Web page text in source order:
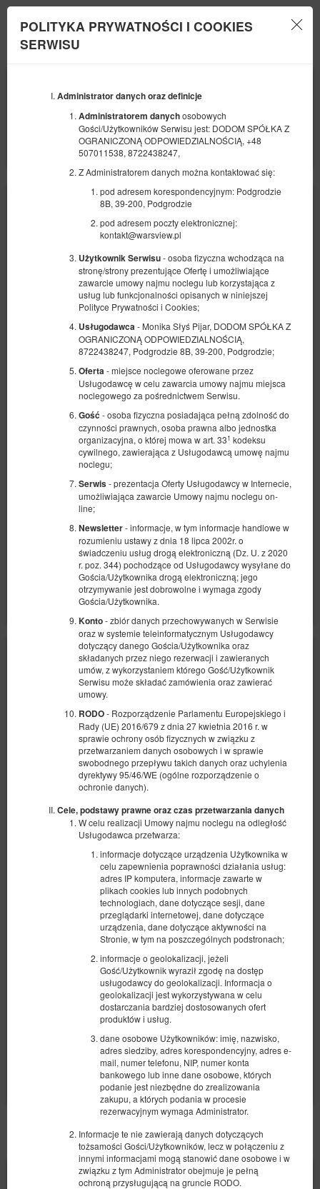
POLITYKA PRYWATNOŚCI I COOKIES
SERWISU
Administrator danych oraz definicje
Administratorem danychosobowych
Gości/Użytkowników Serwisu jest: DODOM SPÓŁKA Z
OGRANICZONĄ ODPOWIEDZIALNOŚCIĄ, +48
507011538, 8722438247,
Z Administratorem danych można kontaktować się:
pod adresem korespondencyjnym: Podgrodzie
8B, 39-200, Podgrodzie
pod adresem poczty elektronicznej:
kontakt@warsview.pl
Użytkownik Serwisu- osoba fizyczna wchodząca na
stronę/strony prezentujące Ofertę i umożliwiające
zawarcie umowy najmu noclegu lub korzystająca z
usług lub funkcjonalności opisanych w niniejszej
Polityce Prywatności i Cookies;
Usługodawca - Monika Słyś Pijar, DODOM SPÓŁKA Z
OGRANICZONĄ ODPOWIEDZIALNOŚCIĄ,
8722438247, Podgrodzie 8B, 39-200, Podgrodzie;
Oferta - miejsce noclegowe oferowane przez
Usługodawcę w celu zawarcia umowy najmu miejsca
noclegowego za pośrednictwem Serwisu.
Gość - osoba fizyczna posiadająca pełną zdolność do
czynności prawnych, osoba prawna albo jednostka
organizacyjna, o której mowa w art. 331 kodeksu
cywilnego, zawierająca z Usługodawcą umowę najmu
noclegu;
Serwis - prezentacja Oferty Usługodawcy w Internecie,
umożliwiająca zawarcie Umowy najmu noclegu on-
line;
Newsletter- informacje, w tym informacje handlowe w
rozumieniu ustawy z dnia 18 lipca 2002r. o
świadczeniu usług drogą elektroniczną (Dz. U. z 2020
r. poz. 344) pochodzące od Usługodawcy wysyłane do
Gościa/Użytkownika drogą elektroniczną; jego
otrzymywanie jest dobrowolne i wymaga zgody
Gościa/Użytkownika.
Konto- zbiór danych przechowywanych w Serwisie
oraz w systemie teleinformatycznym Usługodawcy
dotyczący danego Gościa/Użytkownika oraz
składanych przez niego rezerwacji i zawieranych
umów, z wykorzystaniem którego Gość/Użytkownik
Serwisu może składać zamówienia oraz zawierać
umowy.
RODO- Rozporządzenie Parlamentu Europejskiego i
Rady (UE) 2016/679 z dnia 27 kwietnia 2016 r. w
sprawie ochrony osób fizycznych w związku z
przetwarzaniem danych osobowych i w sprawie
swobodnego przepływu takich danych oraz uchylenia
dyrektywy 95/46/WE (ogólne rozporządzenie o
ochronie danych).
Cele, podstawy prawne oraz czas przetwarzania danych
W celu realizacji Umowy najmu noclegu na odległość
Usługodawca przetwarza:
informacje dotyczące urządzenia Użytkownika w
celu zapewnienia poprawności działania usług:
adres IP komputera, informacje zawarte w
plikach cookies lub innych podobnych
technologiach, dane dotyczące sesji, dane
przeglądarki internetowej, dane dotyczące
urządzenia, dane dotyczące aktywności na
Stronie, w tym na poszczególnych podstronach;
informacje o geolokalizacji, jeżeli
Gość/Użytkownik wyraził zgodę na dostęp
usługodawcy do geolokalizacji. Informacja o
geolokalizacji jest wykorzystywana w celu
dostarczania bardziej dostosowanych ofert
produktów i usług.
dane osobowe Użytkowników: imię, nazwisko,
adres siedziby, adres korespondencyjny, adres e-
mail, numer telefonu, NIP, numer konta
bankowego lub inne dane osobowe, których
podanie jest niezbędne do zrealizowania
zakupu, a których podania w procesie
rezerwacyjnym wymaga Administrator.
Informacje te nie zawierają danych dotyczących
tożsamości Gości/Użytkowników, lecz w połączeniu z
innymi informacjami mogą stanowić dane osobowe i w
związku z tym Administrator obejmuje je pełną
ochroną przysługującą na gruncie RODO.
SIERPNIA
07
SIERPNIA
FILTRY
Apartament z widokiem typu studio
Dostępna liczba: 3
pow. 18,00 m
1 sypialnia
1 sofa rozkładana (Sofa Bed)
300,00 zł
Doposażenie apartamentu o łóżeczko dziecięce
Udostępnij
Szczegóły Dostępność
Pokaż oferty
52,25 zł
1 osoba / 1 noc
Szczegóły Dostępność
POZOSTAŁE OFERTY